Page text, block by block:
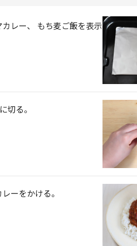
レー、 もち麦ご飯を表示
切る。
ーをかける。